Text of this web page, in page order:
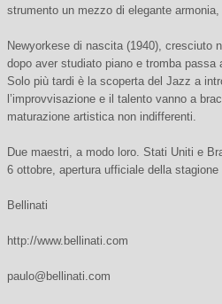
strumento un mezzo di elegante
Newyorkese di nascita (1940), cresciuto
dopo aver studiato piano e tromba passa
Solo più tardi è la scoperta del Jazz a
l’improvvisazione e il talento vanno a
maturazione artistica non indifferenti.
Due maestri, a modo loro. Stati Uniti e
6 ottobre, apertura ufficiale della stagione
Bellinati
http://www.bellinati.com
paulo@bellinati.com